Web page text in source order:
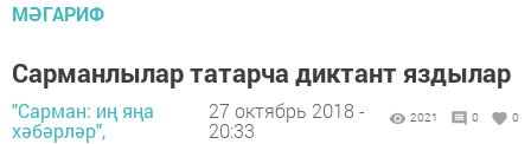
МӘГАРИФ
Сарманлылар татарча диктант яздылар
"Сарман: иң яңа
хәбәрләр",
27 октябрь 2018 -
20:33
2021 0 0